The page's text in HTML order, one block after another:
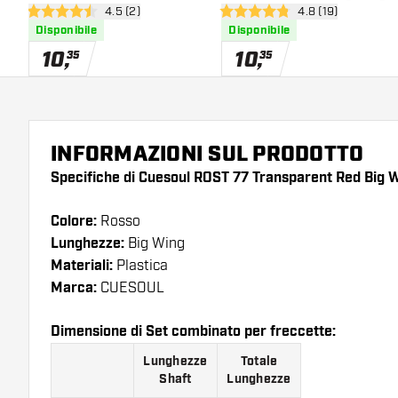
Logo Big Wingapri pannello recensioni
4.5 stelle di valutazione
4.5 (2)
Disponibile
10,35
apri pannello
4.8 stelle di valutazione
4.8 (19)
Disponibile
10,35
INFORMAZIONI SUL PRODOTTO
Specifiche di Cuesoul ROST 77 Transparent Red Big
Colore: Rosso
Lunghezze: Big Wing
Materiali: Plastica
Marca: CUESOUL
Dimensione di Set combinato per freccette:
Lunghezze
Shaft
Totale
Lunghezze